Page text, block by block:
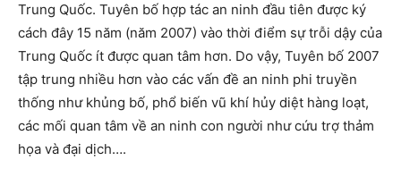
Trung Quốc. Tuyên bố hợp tác an ninh đầu tiên được ký
cách đây 15 năm (năm 2007) vào thời điểm sự trỗi dậy của
Trung Quốc ít được quan tâm hơn. Do vậy, Tuyên bố 2007
tập trung nhiều hơn vào các vấn đề an ninh phi truyền
thống như khủng bố, phổ biến vũ khí hủy diệt hàng loạt,
các mối quan tâm về an ninh con người như cứu trợ thảm
họa và đại dịch….